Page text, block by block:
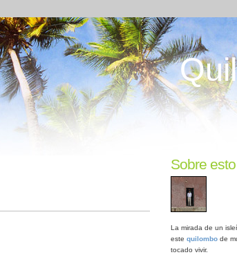
Sobre esto
La mirada de un
este quilombo de
tocado vivir.